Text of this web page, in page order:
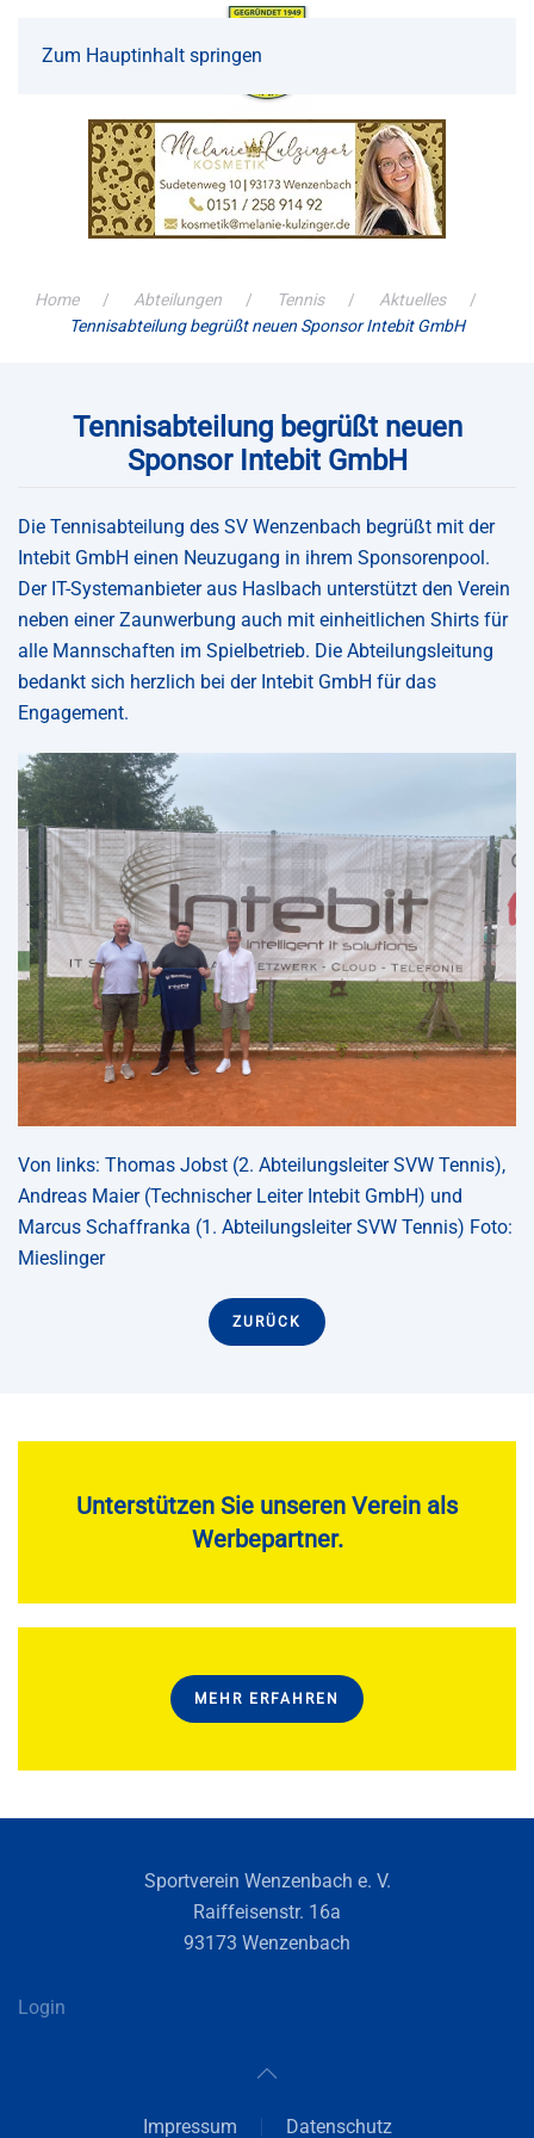
Zum Hauptinhalt springen
Home Abteilungen Tennis
Aktuelles
Tennisabteilung begrüßt neuen Sponsor Intebit GmbH
Tennisabteilung begrüßt neuen
Sponsor Intebit GmbH
Die Tennisabteilung des SV Wenzenbach begrüßt mit der
Intebit GmbH einen Neuzugang in ihrem Sponsorenpool.
Der IT-Systemanbieter aus Haslbach unterstützt den Verein
neben einer Zaunwerbung auch mit einheitlichen Shirts für
alle Mannschaften im Spielbetrieb. Die Abteilungsleitung
bedankt sich herzlich bei der Intebit GmbH für das
Engagement.
Von links: Thomas Jobst (2. Abteilungsleiter SVW Tennis),
Andreas Maier (Technischer Leiter Intebit GmbH) und
Marcus Schaffranka (1. Abteilungsleiter SVW Tennis) Foto:
Mieslinger
ZURÜCK
Unterstützen Sie unseren Verein als
Werbepartner.
MEHR ERFAHREN
Sportverein Wenzenbach e. V.
Raiffeisenstr. 16a
93173 Wenzenbach
Login
Impressum Datenschutz